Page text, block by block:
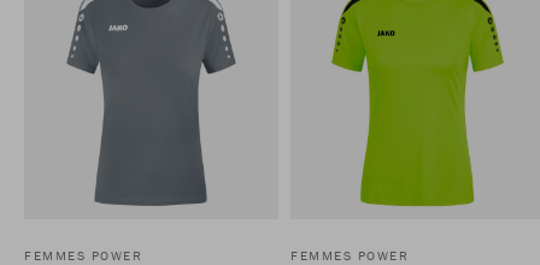
FEMMES POWER FEMMES POWER